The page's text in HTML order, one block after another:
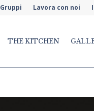
Gruppi Lavora con noi
THE KITCHEN